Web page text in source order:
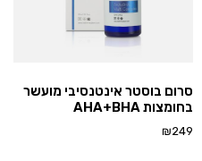
סרום בוסטר אינטנסיבי מועשר
בחומצות AHA+BHA
₪249